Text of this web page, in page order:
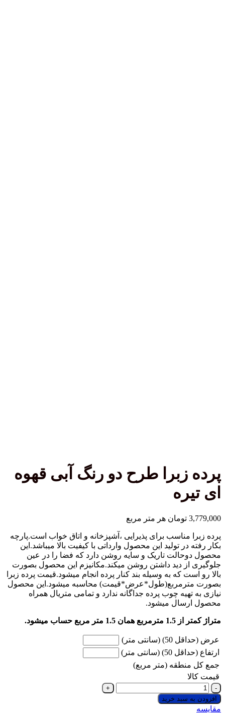
زبرا طرح دو رنگ آبی قهوه
تومانهر متر مربع
مناسب برای پذیرایی ،آشپزخانه و اتاق خواب است.پارچه
تولید این محصول وارداتی با کیفیت بالا میباشد.این
تاریک و سایه روشن دارد که فضا را در عین
دید داشتن روشن میکند.مکانیزم این محصول بصورت
که به وسیله بند کنار پرده انجام میشود.قیمت پرده زبرا
محاسبه میشود.این محصول
چوب پرده جداگانه ندارد و تمامی متریال همراه
میشود.
حساب میشود.
متر)
متر)
(متر مربع)
سبد خرید